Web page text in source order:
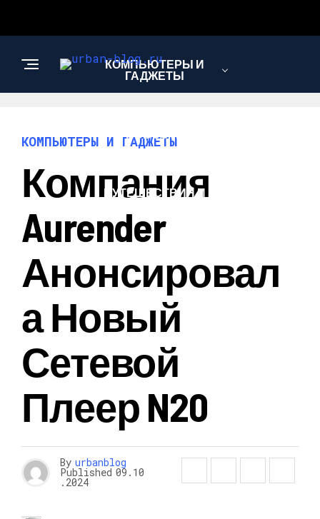
КОМПЬЮТЕРЫ И
ГАДЖЕТЫ
НОВОСТИ
ПУТЕШЕСТВИЯ И
КОМПЬЮТЕРЫ И ГАДЖЕТЫ
Компания
Aurender
Анонсировал
А Новый
Сетевой
Плеер N20
By urbanblog
Published 09.10
.2024